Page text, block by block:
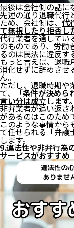
最後は会社側の話に
先述の通り退職代行
ため、会社側は、代
て無視したり拒否し
代行業者を通してい
のものであり、労働
るのは民法に違反す
もっと言えば、退職
消化せずに辞めさせ
ん。
ただし、退職時期や
て、 「条件が決めら
言い分は成立します
非弁業者が追い返さ
があるのはこのため
このような事情から
て任せられる「弁護
します。
9.違法性や非弁行為
サービスがおすすめ